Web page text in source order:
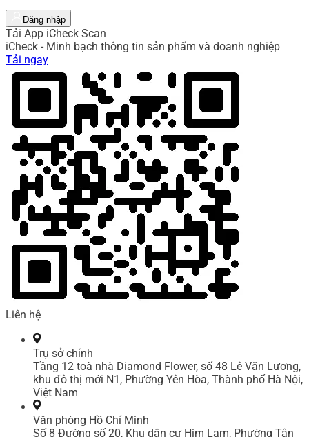
Đăng nhập
Tải App iCheck Scan
iCheck - Minh bạch thông tin sản phẩm và doanh nghiệp
Tải ngay
Liên hệ
Trụ sở chính
Tầng 12 toà nhà Diamond Flower, số 48 Lê Văn Lương,
khu đô thị mới N1, Phường Yên Hòa, Thành phố Hà Nội,
Việt Nam
Văn phòng Hồ Chí Minh
Số 8 Đường số 20, Khu dân cư Him Lam, Phường Tân